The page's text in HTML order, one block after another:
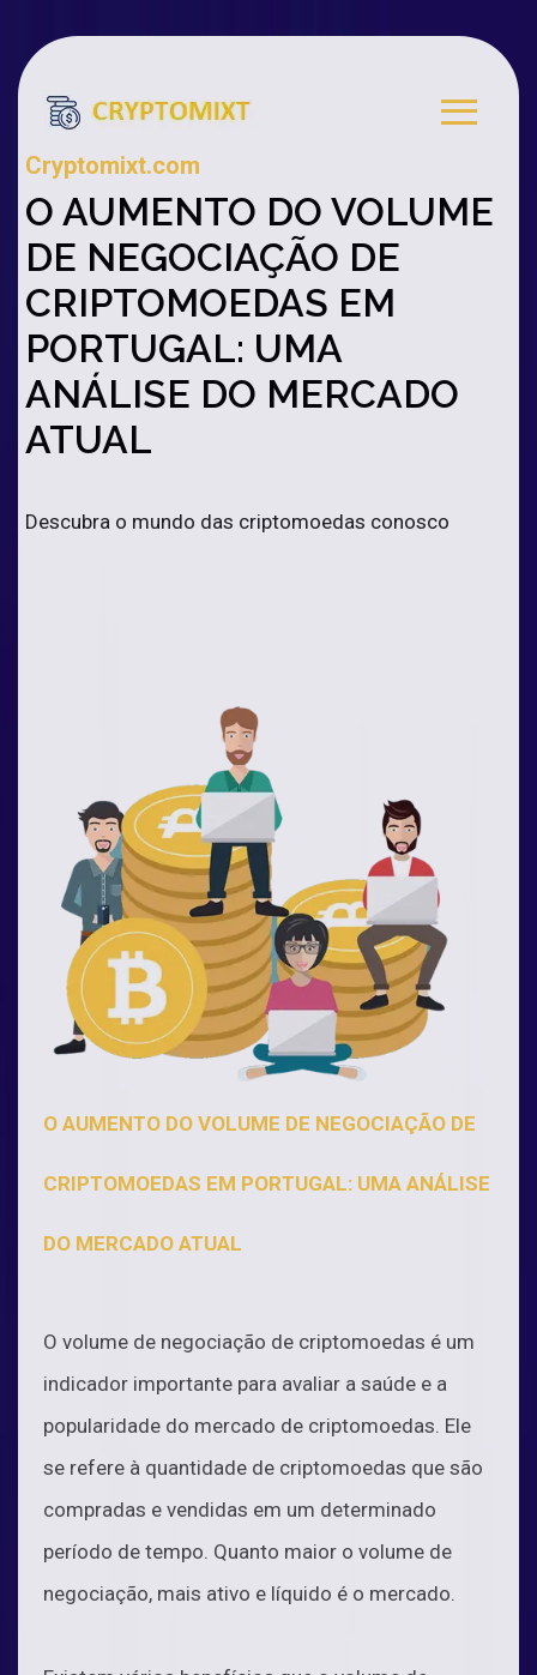
Cryptomixt.com
O AUMENTO DO VOLUME
DE NEGOCIAÇÃO DE
CRIPTOMOEDAS EM
PORTUGAL: UMA
ANÁLISE DO MERCADO
ATUAL
Descubra o mundo das criptomoedas conosco
O AUMENTO DO VOLUME DE NEGOCIAÇÃO DE
CRIPTOMOEDAS EM PORTUGAL: UMA ANÁLISE
DO MERCADO ATUAL
O volume de negociação de criptomoedas é um
indicador importante para avaliar a saúde e a
popularidade do mercado de criptomoedas. Ele
se refere à quantidade de criptomoedas que são
compradas e vendidas em um determinado
período de tempo. Quanto maior o volume de
negociação, mais ativo e líquido é o mercado.